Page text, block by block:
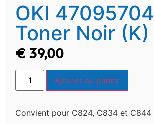
OKI 47095704
Toner Noir (K)
€ 39,00
Ajouter au panier
Convient pour C824, C834 et C844